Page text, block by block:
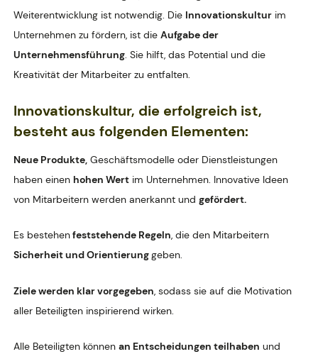
Weiterentwicklung ist notwendig. Die Innovationskulturim
Unternehmen zu fördern, ist die Aufgabe der
Unternehmensführung. Sie hilft, das Potential und die
Kreativität der Mitarbeiter zu entfalten.
Innovationskultur, die erfolgreich ist,
besteht aus folgenden Elementen:
Neue Produkte,Geschäftsmodelle oder Dienstleistungen
haben einen hohen Wertim Unternehmen. Innovative Ideen
von Mitarbeitern werden anerkannt und gefördert.
Es bestehenfeststehende Regeln, die den Mitarbeitern
Sicherheit und Orientierunggeben.
Ziele werden klar vorgegeben, sodass sie auf die Motivation
aller Beteiligten inspirierend wirken.
Alle Beteiligten können an Entscheidungen teilhaben und